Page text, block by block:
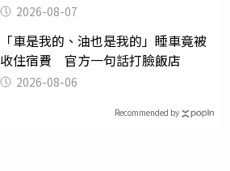
2026-08-07
「車是我的、油也是我的」睡車竟被
收住宿費 官方一句話打臉飯店
2026-08-06
Recommended by